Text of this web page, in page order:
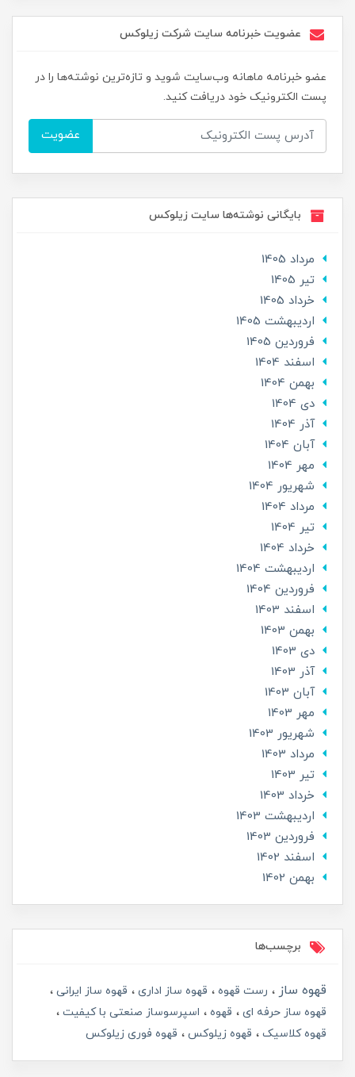
عضویت خبرنامه سایت شرکت زیلوکس
عضو خبرنامه ماهانه وب‌سایت شوید و تازه‌ترین نوشته‌ها را در
پست الکترونیک خود دریافت کنید.
عضویت
بایگانی نوشته‌ها سایت زیلوکس
مرداد 1405
تير 1405
خرداد 1405
ارديبهشت 1405
فروردین 1405
اسفند 1404
بهمن 1404
دی 1404
آذر 1404
آبان 1404
مهر 1404
شهریور 1404
مرداد 1404
تير 1404
خرداد 1404
ارديبهشت 1404
فروردین 1404
اسفند 1403
بهمن 1403
دی 1403
آذر 1403
آبان 1403
مهر 1403
شهریور 1403
مرداد 1403
تير 1403
خرداد 1403
ارديبهشت 1403
فروردین 1403
اسفند 1402
بهمن 1402
برچسب‌ها
قهوه ساز رست قهوه قهوه ساز اداری
قهوه ساز ایرانی
قهوه ساز حرفه ای
قهوه
اسپرسوساز صنعتی با کیفیت
قهوه کلاسیک
قهوه زیلوکس قهوه فوری زیلوکس